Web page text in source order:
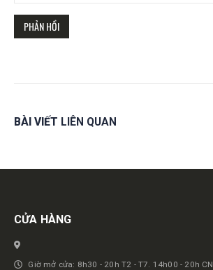
BÀI VIẾT LIÊN QUAN
Get in touch
CỬA HÀNG
Giờ mở cửa: 8h30 - 20h T2 - T7. 14h00 - 20h CN